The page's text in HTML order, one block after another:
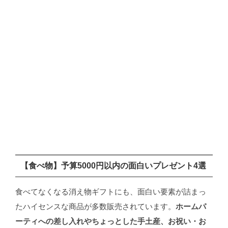
【食べ物】予算5000円以内の面白いプレゼント4選
食べてなくなる消え物ギフトにも、面白い要素が詰まっ
たハイセンスな商品が多数販売されています。 ホームパ
ーティへの差し入れやちょっとした手土産、お祝い・お